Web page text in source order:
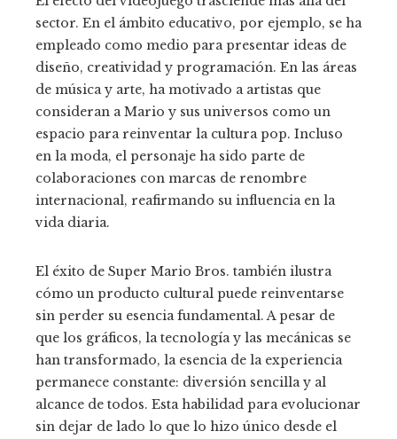
sector. En el ámbito educativo, por ejemplo, se ha
empleado como medio para presentar ideas de
diseño, creatividad y programación. En las áreas
de música y arte, ha motivado a artistas que
consideran a Mario y sus universos como un
espacio para reinventar la cultura pop. Incluso
en la moda, el personaje ha sido parte de
colaboraciones con marcas de renombre
internacional, reafirmando su influencia en la
vida diaria.
El éxito de Super Mario Bros. también ilustra
cómo un producto cultural puede reinventarse
sin perder su esencia fundamental. A pesar de
que los gráficos, la tecnología y las mecánicas se
han transformado, la esencia de la experiencia
permanece constante: diversión sencilla y al
alcance de todos. Esta habilidad para evolucionar
sin dejar de lado lo que lo hizo único desde el